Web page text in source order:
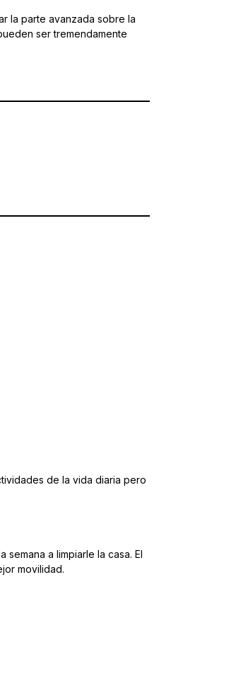
la parte avanzada sobre la
ser tremendamente
de la vida diaria pero
a limpiarle la casa. El
movilidad.